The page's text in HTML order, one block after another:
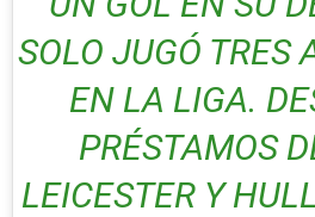
SOLO JUGÓ TRES
EN LA LIGA.
PRÉSTAMOS
LEICESTER Y